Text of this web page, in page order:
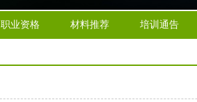
职业资格 材料推荐 培训通告